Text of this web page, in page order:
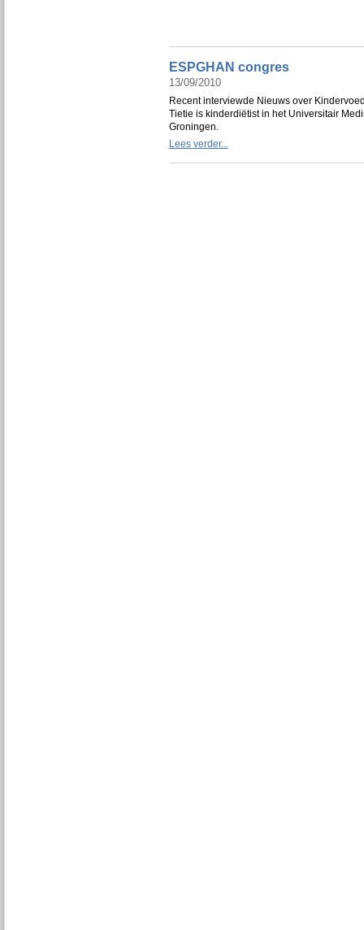
ESPGHAN congres
13/09/2010
Recent interviewde Nieuws over
Tietie is kinderdiëtist in het Universitair
Groningen.
Lees verder...